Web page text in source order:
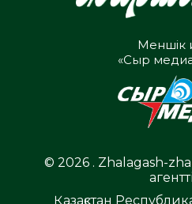
Меншік
«Сыр
© 2026 . Zhalagash-
Қазақстан